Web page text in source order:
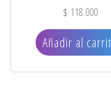
$ 118.000
Añadir al